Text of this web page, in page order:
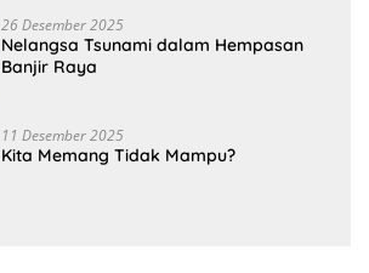
26 Desember 2025
Nelangsa Tsunami dalam Hempasan
Banjir Raya
11 Desember 2025
Kita Memang Tidak Mampu?